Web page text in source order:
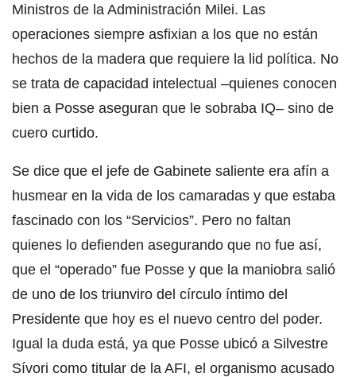
Ministros de la Administración Milei. Las
operaciones siempre asfixian a los que no están
hechos de la madera que requiere la lid política. No
se trata de capacidad intelectual –quienes conocen
bien a Posse aseguran que le sobraba IQ– sino de
cuero curtido.
Se dice que el jefe de Gabinete saliente era afín a
husmear en la vida de los camaradas y que estaba
fascinado con los “Servicios”. Pero no faltan
quienes lo defienden asegurando que no fue así,
que el “operado” fue Posse y que la maniobra salió
de uno de los triunviro del círculo íntimo del
Presidente que hoy es el nuevo centro del poder.
Igual la duda está, ya que Posse ubicó a Silvestre
Sívori como titular de la AFI, el organismo acusado